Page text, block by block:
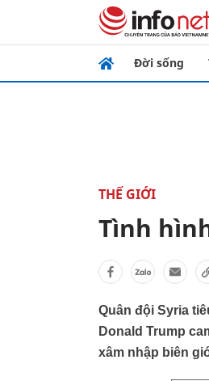
Đời sống
THẾ GIỚI
Tình
Quân đội Syria
Donald Trump
xâm nhập biên